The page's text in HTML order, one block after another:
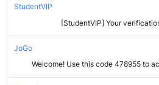
StudentVIP
[StudentVIP] Your
JoGo
Welcome! Use this code 478955 to